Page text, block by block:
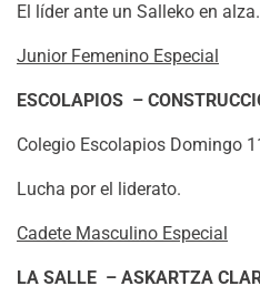
El líder ante un Salleko en alza.
Junior Femenino Especial
ESCOLAPIOS –
Colegio Escolapios Domingo
Lucha por el liderato.
Cadete Masculino Especial
LA SALLE – ASKARTZA